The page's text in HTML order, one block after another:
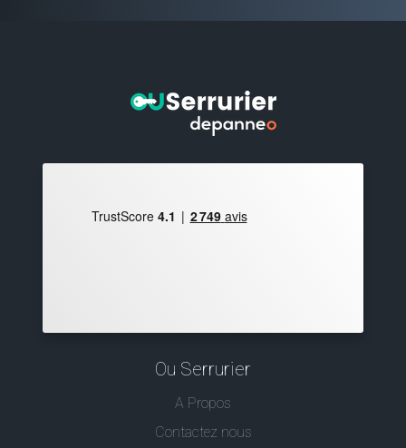
Ou Serrurier
A Propos
Contactez nous